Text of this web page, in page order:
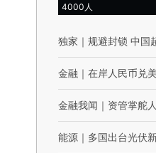
4000人
独家 ｜ 规避封锁 中国
金融 ｜ 在岸人民币兑
金融我闻 ｜ 资管掌舵
能源 ｜ 多国出台光伏